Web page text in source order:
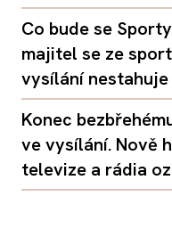
Co bude se
majitel se ze
vysílání nestahuje
Konec
ve vysílání. Nově
televize a rádia